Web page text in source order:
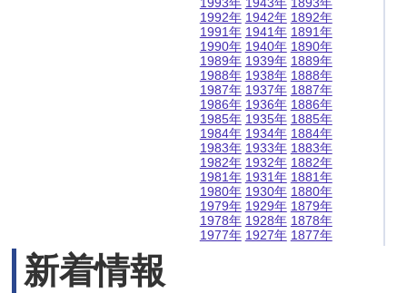
1992年
1991年
1990年
1989年
1988年
1987年
1986年
1985年
1984年
1983年
1982年
1981年
1980年
1979年
1978年
1977年
1942年
1941年
1940年
1939年
1938年
1937年
1936年
1935年
1934年
1933年
1932年
1931年
1930年
1929年
1928年
1927年
1892年
1891年
1890年
1889年
1888年
1887年
1886年
1885年
1884年
1883年
1882年
1881年
1880年
1879年
1878年
1877年
新着情報